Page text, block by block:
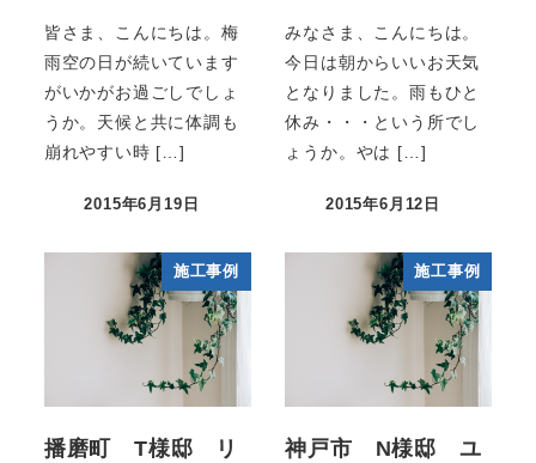
皆さま、こんにちは。梅
雨空の日が続いています
がいかがお過ごしでしょ
うか。天候と共に体調も
崩れやすい時 […]
2015年6月19日
みなさま、こんにちは。
今日は朝からいいお天気
となりました。雨もひと
休み・・・という所でし
ょうか。やは […]
2015年6月12日
施工事例
播磨町 T様邸 リ
施工事例
神戸市 N様邸 ユ